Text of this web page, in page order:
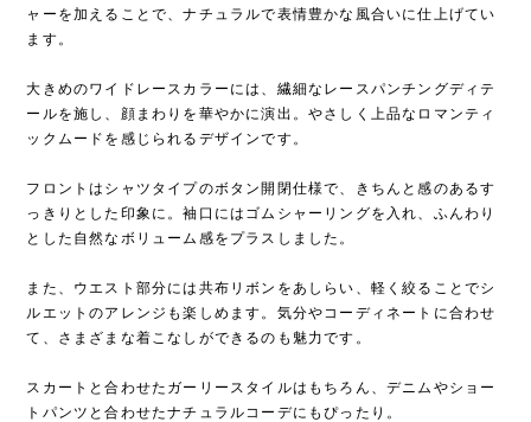
ャーを加えることで、ナチュラルで表情豊かな風合いに仕上げてい
ます。
大きめのワイドレースカラーには、繊細なレースパンチングディテ
ールを施し、顔まわりを華やかに演出。やさしく上品なロマンティ
ックムードを感じられるデザインです。
フロントはシャツタイプのボタン開閉仕様で、きちんと感のあるす
っきりとした印象に。袖口にはゴムシャーリングを入れ、ふんわり
とした自然なボリューム感をプラスしました。
また、ウエスト部分には共布リボンをあしらい、軽く絞ることでシ
ルエットのアレンジも楽しめます。気分やコーディネートに合わせ
て、さまざまな着こなしができるのも魅力です。
スカートと合わせたガーリースタイルはもちろん、デニムやショー
トパンツと合わせたナチュラルコーデにもぴったり。